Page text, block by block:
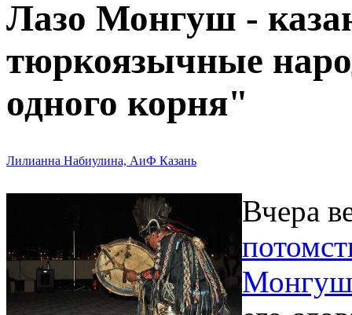
Лазо Монгуш -
тюркоязычные
одного корня"
Лилианна Набиулина, АиФ Казань
Вчера
Монгуш